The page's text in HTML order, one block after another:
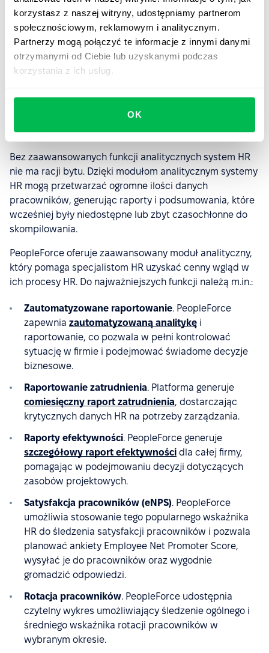
korzystasz z naszej witryny, udostępniamy partnerom
społecznościowym, reklamowym i analitycznym.
Partnerzy mogą połączyć te informacje z innymi danymi
otrzymanymi od Ciebie lub uzyskanymi podczas
korzystania z ich usług.
OK
nie będzie już tracić czasu na zbędne poszukiwania lub
oczekiwanie na pomoc innych osób, dzięki czemu
wzrośnie efektywność całego zespołu. Każdy pracownik
otrzyma również wgląd w katalog pracowników,
kalendarz z nadchodzącymi wydarzeniami, OKR, cele, a
o zwolnienie chorobowe lub urlop poprosi jednym
Analityka
Bez zaawansowanych funkcji analitycznych system HR
nie ma racji bytu. Dzięki modułom analitycznym systemy
HR mogą przetwarzać ogromne ilości danych
pracowników, generując raporty i podsumowania, które
wcześniej były niedostępne lub zbyt czasochłonne do
skompilowania.
PeopleForce oferuje zaawansowany moduł analityczny,
który pomaga specjalistom HR uzyskać cenny wgląd w
ich procesy HR. Do najważniejszych funkcji należą m.in.:
Zautomatyzowane raportowanie. PeopleForce
zapewnia zautomatyzowaną analitykę i
raportowanie, co pozwala w pełni kontrolować
sytuację w firmie i podejmować świadome decyzje
biznesowe.
Raportowanie zatrudnienia. Platforma generuje
comiesięczny raport zatrudnienia, dostarczając
krytycznych danych HR na potrzeby zarządzania.
Raporty efektywności. PeopleForce generuje
szczegółowy raport efektywności dla całej firmy,
pomagając w podejmowaniu decyzji dotyczących
zasobów projektowych.
Satysfakcja pracowników (eNPS). PeopleForce
umożliwia stosowanie tego popularnego wskaźnika
HR do śledzenia satysfakcji pracowników i pozwala
planować ankiety Employee Net Promoter Score,
wysyłać je do pracowników oraz wygodnie
gromadzić odpowiedzi.
Rotacja pracowników. PeopleForce udostępnia
czytelny wykres umożliwiający śledzenie ogólnego i
średniego wskaźnika rotacji pracowników w
wybranym okresie.